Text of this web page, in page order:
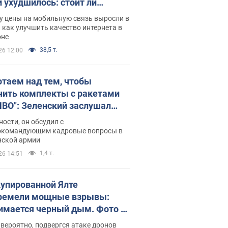
ухудшилось: стоит ли
на цены
цены на мобильную связь выросли в
улучшить качество интернета в
12:00 38,5 т.
над тем, чтобы
комплекты с ракетами
Зеленский заслушал
Драпатого и объявил о
мерах
он обсудил с
кадровые вопросы в
армии
14:51 1,4 т.
Ялте
мощные взрывы:
черный дым. Фото и
подвергся атаке дронов